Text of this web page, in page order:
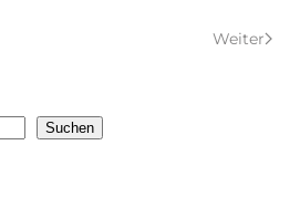
Weiter
Suchen